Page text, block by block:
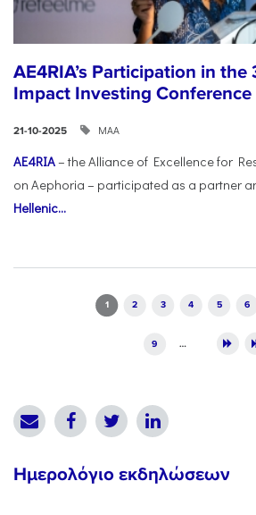
AE4RIA’s Participation in the
Impact Investing Conference
21-10-2025 ΜΑΑ
AE4RIA– the Alliance of Excellence for
on Aephoria – participated as a partner
Hellenic...
1 2 3 4 5 6
9 …
Ημερολόγιο εκδηλώσεων